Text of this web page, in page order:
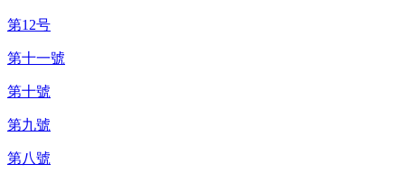
第12号
第十一號
第十號
第九號
第八號